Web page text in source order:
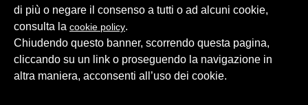
di più o negare il consenso a tutti o ad alcuni cookie,
consulta la cookie policy.
Chiudendo questo banner, scorrendo questa pagina,
cliccando su un link o proseguendo la navigazione in
altra maniera, acconsenti all’uso dei cookie.